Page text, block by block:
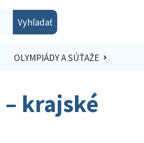
Vyhľadať
OLYMPIÁDY A SÚŤAŽE
krajské